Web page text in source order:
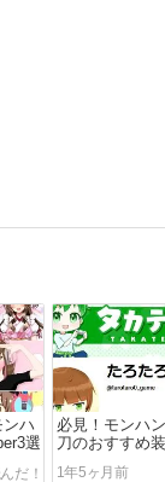
ハ
選
必見！モンハ
刀のおすすめ
youtuber2選
1年5ヶ月前